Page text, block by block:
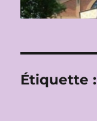
Étiquette :